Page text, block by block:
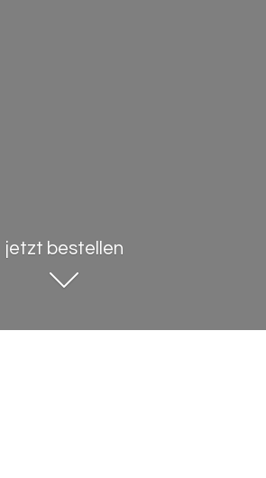
jetzt bestellen